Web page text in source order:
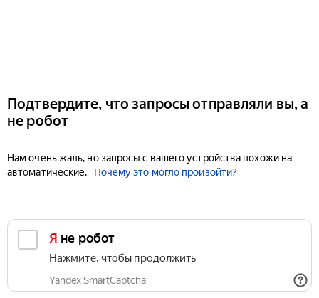
Подтвердите, что запросы отправляли вы, а
не робот
Нам очень жаль, но запросы с вашего устройства похожи на
автоматические.
Почему это могло произойти?
Я не робот
Нажмите, чтобы продолжить
Yandex SmartCaptcha